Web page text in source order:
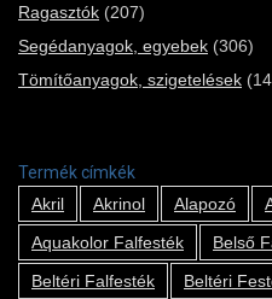
Ragasztók (207)
Segédanyagok, egyebek (306)
Tömítőanyagok, szigetelések
Termék címkék
Akril
Akrinol Alapozó
Aquakolor Falfesték
Belső
Beltéri Falfesték
Beltéri